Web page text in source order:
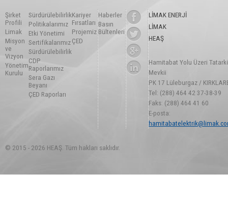
Şirket
Profili
Limak
Misyon
ve
Vizyon
Yönetim
Kurulu
Sürdürülebilirlik
Politikalarımız
Etki Yönetimi
Sertifikalarımız
Sürdürülebilirlik
CDP
Raporlarımız
Sera Gazı
Beyanı
ÇED Raporları
Kariyer
Fırsatları
Projemiz
ÇED
Haberler
Basın
Bültenleri
LİMAK ENERJİ
LİMAK
HEAŞ
Hamitabat Yolu Üzeri
Mevkii
PK 17 Lüleburgaz /
Tel: (288) 464 42 37-38-39
Faks: (288) 464 41 60
E-posta:
© 2015 - 2026 HEAŞ. Tüm hakları saklıdır.